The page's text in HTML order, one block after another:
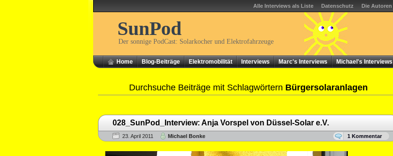
Alle Interviews als Liste Datenschutz Die Autoren
SunPod
Der sonnige PodCast: Solarkocher und Elektrofahrzeuge
Home Blog-Beiträge Elektromobilität Interviews Marc's Interviews Michael's Interviews
Durchsuche Beiträge mit Schlagwörtern Bürgersolaranlagen
028_SunPod_Interview: Anja Vorspel von Düssel-Solar e.V.
23. April 2011 Michael Bonke 1 Kommentar